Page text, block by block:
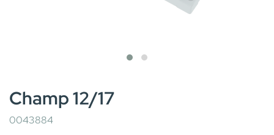
Champ 12/17
0043884